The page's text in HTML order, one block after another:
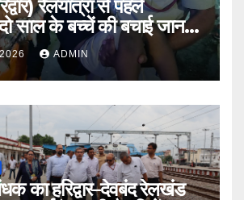
रेलयात्रा से पहले
साल के बच्चें की बचाई जान
ADMIN
का हरिद्वार–देवबंद रेलखंड